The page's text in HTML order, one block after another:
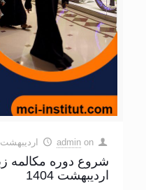
admin on اردیبهشت ۱۱, ۱۴۰۴
اردیبهشت 1404